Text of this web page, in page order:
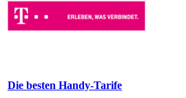
Die besten Handy-Tarife